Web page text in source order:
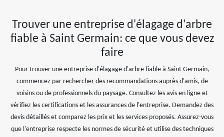
Trouver une entreprise d'élagage d'arbre
fiable à Saint Germain: ce que vous devez
faire
Pour trouver une entreprise d'élagage d'arbre fiable à Saint Germain,
commencez par rechercher des recommandations auprès d'amis, de
voisins ou de professionnels du paysage. Consultez les avis en ligne et
vérifiez les certifications et les assurances de l'entreprise. Demandez des
devis détaillés et comparez les prix et les services proposés. Assurez-vous
que l'entreprise respecte les normes de sécurité et utilise des techniques